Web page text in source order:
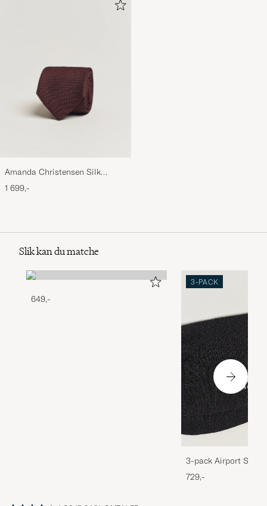
Amanda Christensen Silk
Grenadine 8 cm Tie Wine
1 699,-
Slik kan du matche
649,-
3-PACK
3-pack Airport
Melange
729,-